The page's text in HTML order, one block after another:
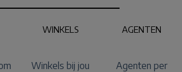
WINKELS
Winkels bij jou
AGENTEN
Agenten per